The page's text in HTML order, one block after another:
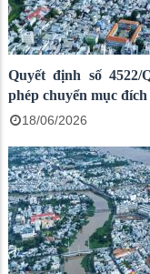
Quyết định số 4522/
phép chuyển mục
18/06/2026